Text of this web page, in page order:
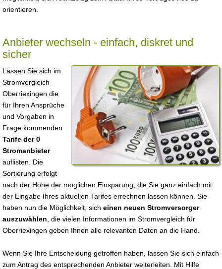
orientieren.
Anbieter wechseln - einfach, diskret und
sicher
Lassen Sie sich im
Stromvergleich
Oberriexingen die
für Ihren Ansprüche
und Vorgaben in
Frage kommenden
Tarife der 0
Stromanbieter
auflisten. Die
Sortierung erfolgt
nach der Höhe der möglichen Einsparung, die Sie ganz einfach mit
der Eingabe Ihres aktuellen Tarifes errechnen lassen können. Sie
haben nun die Möglichkeit, sich einen neuen Stromversorger
auszuwählen , die vielen Informationen im Stromvergleich für
Oberriexingen geben Ihnen alle relevanten Daten an die Hand.
Wenn Sie Ihre Entscheidung getroffen haben, lassen Sie sich einfach
zum Antrag des entsprechenden Anbieter weiterleiten. Mit Hilfe